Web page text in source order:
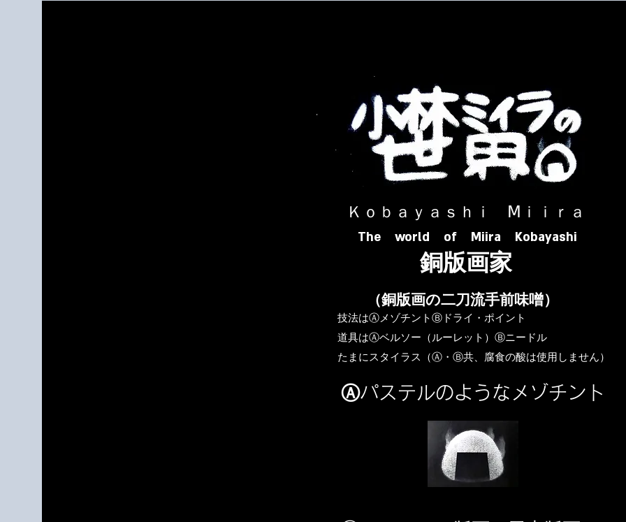
​ Ｋｏｂａｙａｓｈｉ Ⅿｉｉｒａ​
The world of Miira Kobayashi
​銅版画家
​（銅版画の二刀流手前味噌）
​技法はⒶメゾチントⒷドライ・ポイント
道具はⒶベルソー（ルーレット）Ⓑニードル
​たまにスタイラス（Ⓐ・Ⓑ共、腐食の酸は使用しません）
Ⓐパステルのようなメゾチント